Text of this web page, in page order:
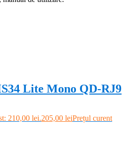
Lite Mono QD-RJ9
210,00 lei.205,00 leiPrețul curent